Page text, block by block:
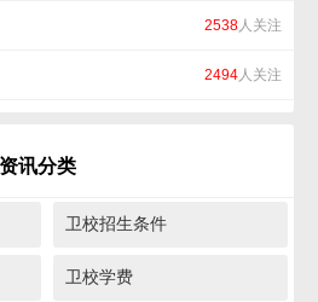
2538人关注
2494人关注
讯分类
卫校招生条件
卫校学费